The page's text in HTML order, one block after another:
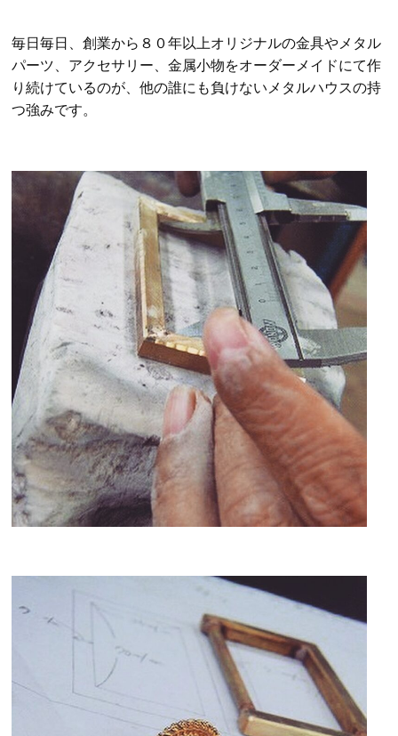
毎日毎日、創業から８０年以上オリジナルの金具やメタル
パーツ、アクセサリー、金属小物をオーダーメイドにて作
り続けているのが、他の誰にも負けないメタルハウスの持
つ強みです。